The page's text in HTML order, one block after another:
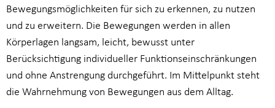
Bewegungsmöglichkeiten für sich zu erkennen, zu nutzen
und zu erweitern. Die Bewegungen werden in allen
Körperlagen langsam, leicht, bewusst unter
Berücksichtigung individueller Funktionseinschränkungen
und ohne Anstrengung durchgeführt. Im Mittelpunkt steht
die Wahrnehmung von Bewegungen aus dem Alltag.